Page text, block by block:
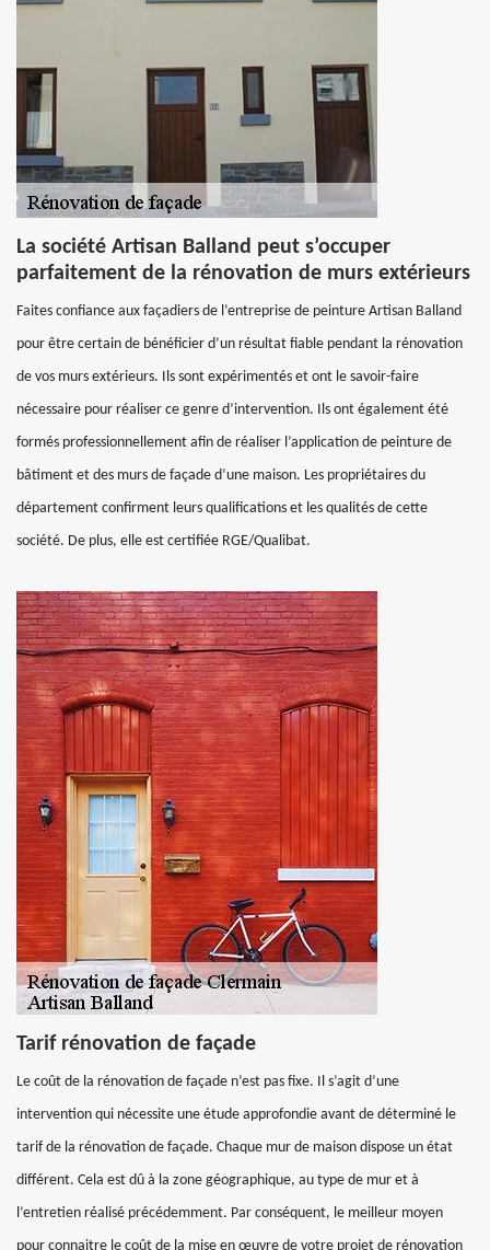
La société Artisan Balland peut s’occuper
parfaitement de la rénovation de murs extérieurs
Faites confiance aux façadiers de l’entreprise de peinture Artisan Balland
pour être certain de bénéficier d’un résultat fiable pendant la rénovation
de vos murs extérieurs. Ils sont expérimentés et ont le savoir-faire
nécessaire pour réaliser ce genre d’intervention. Ils ont également été
formés professionnellement afin de réaliser l’application de peinture de
bâtiment et des murs de façade d’une maison. Les propriétaires du
département confirment leurs qualifications et les qualités de cette
société. De plus, elle est certifiée RGE/Qualibat.
Tarif rénovation de façade
Le coût de la rénovation de façade n’est pas fixe. Il s’agit d’une
intervention qui nécessite une étude approfondie avant de déterminé le
tarif de la rénovation de façade. Chaque mur de maison dispose un état
différent. Cela est dû à la zone géographique, au type de mur et à
l’entretien réalisé précédemment. Par conséquent, le meilleur moyen
pour connaitre le coût de la mise en œuvre de votre projet de rénovation